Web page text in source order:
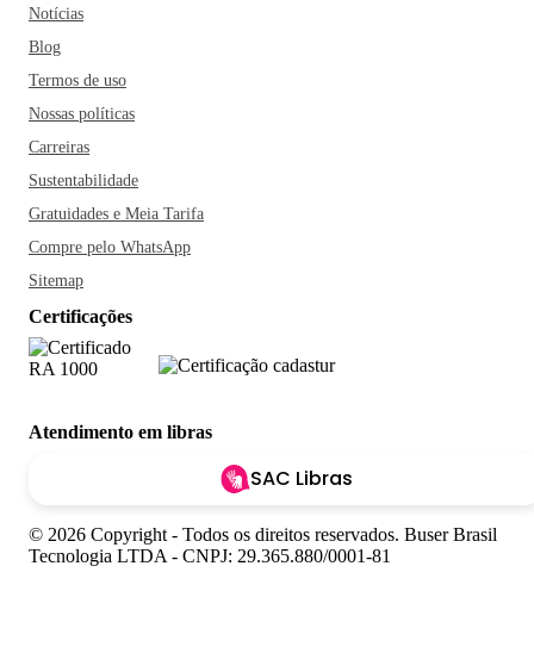
Notícias
Blog
Termos de uso
Nossas políticas
Carreiras
Sustentabilidade
Gratuidades e Meia Tarifa
Compre pelo WhatsApp
Sitemap
Certificações
Atendimento em libras
SAC Libras
© 2026 Copyright - Todos os direitos reservados. Buser Brasil
Tecnologia LTDA - CNPJ: 29.365.880/0001-81